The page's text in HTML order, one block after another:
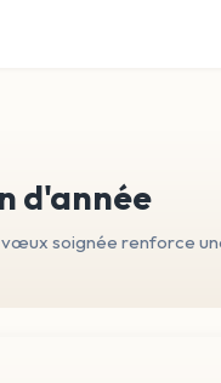
d'année
soignée renforce